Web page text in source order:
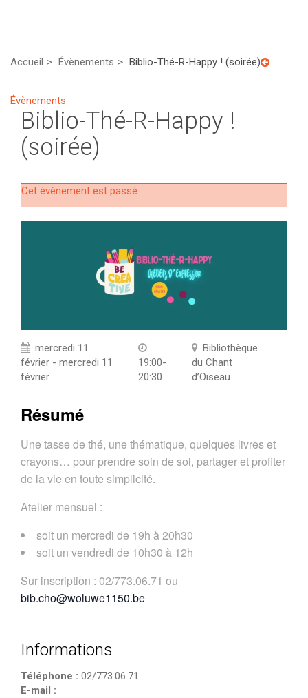
Accueil Évènements Biblio-Thé-R-Happy ! (soirée)
Évènements
Biblio-Thé-R-Happy !
(soirée)
Cet évènement est passé.
mercredi 11
février - mercredi 11
février
19:00-
20:30
Bibliothèque
du Chant
d’Oiseau
Résumé
Une tasse de thé, une thématique, quelques livres et
crayons… pour prendre soin de soi, partager et profiter
de la vie en toute simplicité.
Atelier mensuel :
soit un mercredi de 19h à 20h30
soit un vendredi de 10h30 à 12h
Sur inscription : 02/773.06.71 ou
bib.cho@woluwe1150.be
Informations
Téléphone : 02/773.06.71
E-mail :